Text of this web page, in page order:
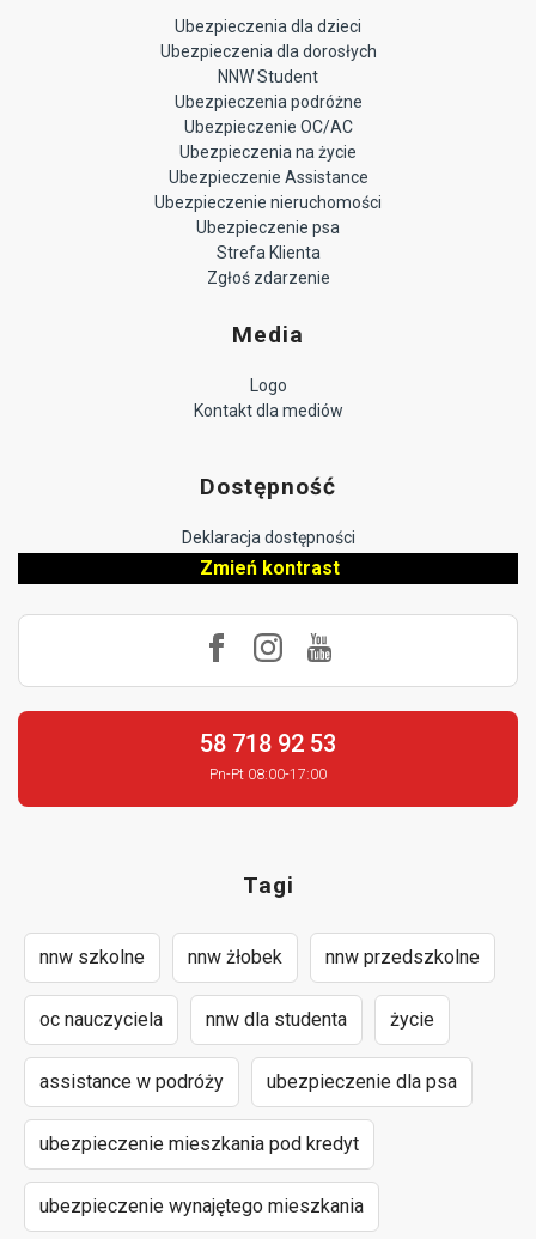
Ubezpieczenia dla dzieci
Ubezpieczenia dla dorosłych
NNW Student
Ubezpieczenia podróżne
Ubezpieczenie OC/AC
Ubezpieczenia na życie
Ubezpieczenie Assistance
Ubezpieczenie nieruchomości
Ubezpieczenie psa
Strefa Klienta
Zgłoś zdarzenie
Media
Logo
Kontakt dla mediów
Dostępność
Deklaracja dostępności
Zmień kontrast
58 718 92 53
Pn-Pt 08:00-17:00
Tagi
nnw szkolne nnw żłobek nnw przedszkolne
oc nauczyciela nnw dla studenta życie
assistance w podróży ubezpieczenie dla psa
ubezpieczenie mieszkania pod kredyt
ubezpieczenie wynajętego mieszkania